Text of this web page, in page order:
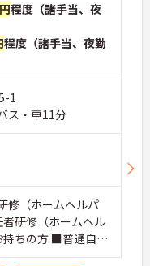
程度（諸手当、夜
程度（諸手当、夜勤
1
ス・車11分
修（ホームヘルパ
研修（ホームヘル
持ちの方 ■普通自動
方 ※未経験